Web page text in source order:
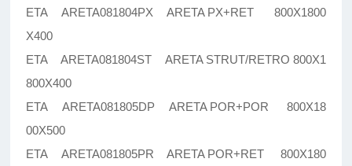
ETA ARETA081804PX ARETA PX+RET 800X1800
X400
ETA ARETA081804ST ARETA STRUT/RETRO 800X1
800X400
ETA ARETA081805DP ARETA POR+POR 800X18
00X500
ETA ARETA081805PR ARETA POR+RET 800X180